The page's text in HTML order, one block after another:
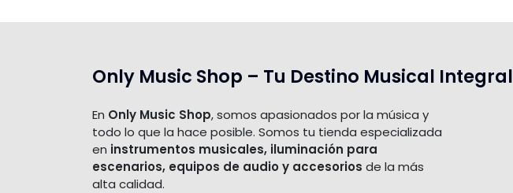
Only Music Shop – Tu Destino Musical Integral
En Only Music Shop, somos apasionados por la música y
todo lo que la hace posible. Somos tu tienda especializada
en instrumentos musicales, iluminación para
escenarios, equipos de audio y accesorios de la más
alta calidad.